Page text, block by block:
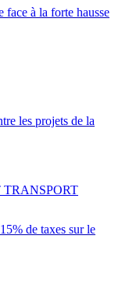
à la forte hausse
les projets de la
de taxes sur le